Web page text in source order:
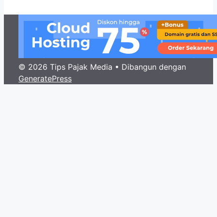
© 2026 Tips Pajak Media • Dibangun dengan
GeneratePress